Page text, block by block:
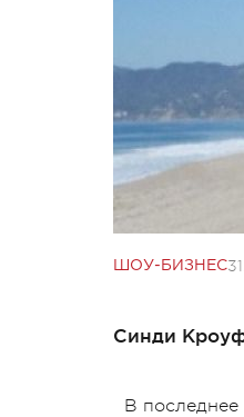
ШОУ-БИЗНЕС
Синди
В